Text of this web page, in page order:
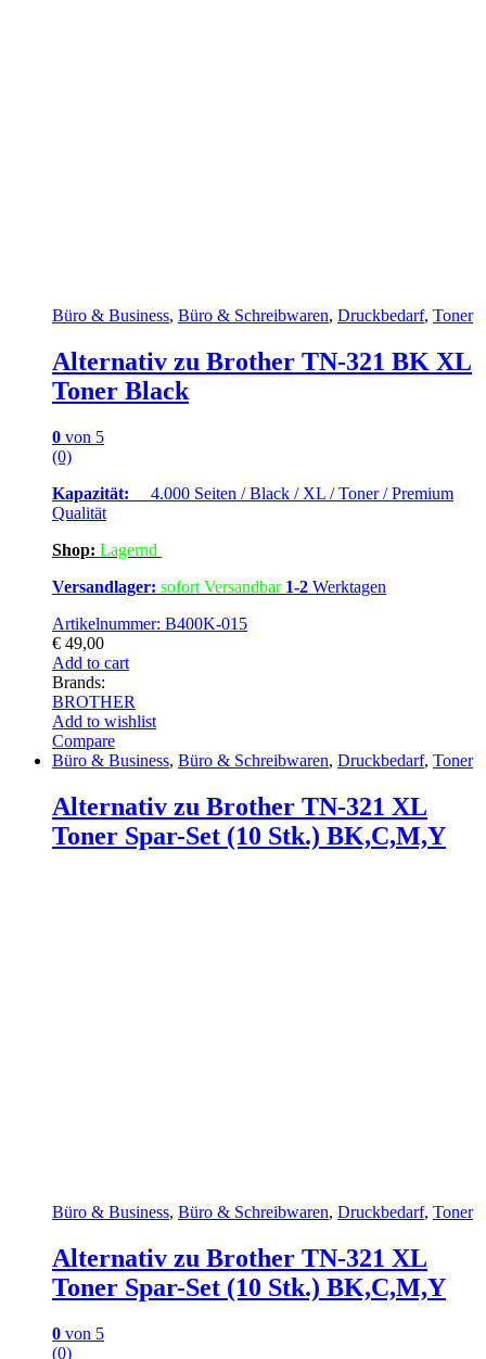
Büro & Business, Büro & Schreibwaren, Druckbedarf, Toner
Alternativ zu Brother TN-321 BK XL
Toner Black
0 von 5
(0)
Kapazität: 4.000 Seiten / Black / XL / Toner / Premium
Qualität
Shop: Lagernd
Versandlager: sofort Versandbar 1-2 Werktagen
Artikelnummer: B400K-015
€ 49,00
Add to cart
Brands:
BROTHER
Add to wishlist
Compare
Büro & Business, Büro & Schreibwaren, Druckbedarf, Toner
Alternativ zu Brother TN-321 XL
Toner Spar-Set (10 Stk.) BK,C,M,Y
Büro & Business, Büro & Schreibwaren, Druckbedarf, Toner
Alternativ zu Brother TN-321 XL
Toner Spar-Set (10 Stk.) BK,C,M,Y
0 von 5
(0)